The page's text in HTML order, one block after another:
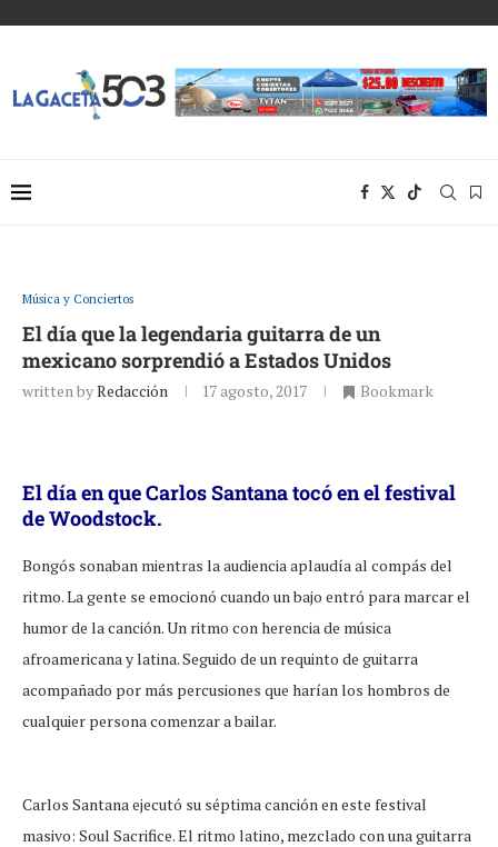
Música y Conciertos
El día que la legendaria guitarra de un
mexicano sorprendió a Estados Unidos
written byRedacción 17 agosto, 2017 Bookmark
El día en que Carlos Santana tocó en el festival
de Woodstock.
Bongós sonaban mientras la audiencia aplaudía al compás del
ritmo. La gente se emocionó cuando un bajo entró para marcar el
humor de la canción. Un ritmo con herencia de música
afroamericana y latina. Seguido de un requinto de guitarra
acompañado por más percusiones que harían los hombros de
cualquier persona comenzar a bailar.
Carlos Santana ejecutó su séptima canción en este festival
masivo: Soul Sacrifice. El ritmo latino, mezclado con una guitarra